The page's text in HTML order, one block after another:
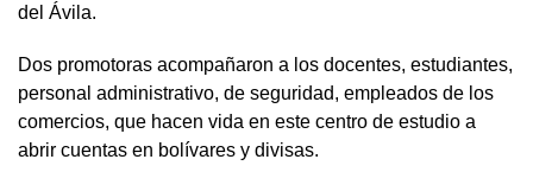
del Ávila.
Dos promotoras acompañaron a los docentes, estudiantes,
personal administrativo, de seguridad, empleados de los
comercios, que hacen vida en este centro de estudio a
abrir cuentas en bolívares y divisas.